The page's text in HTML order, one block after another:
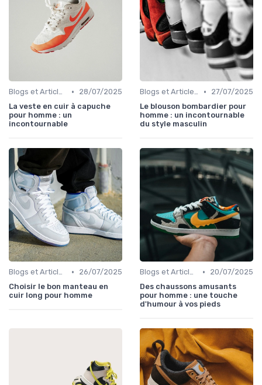
Blogs et Articles de Mode •
28/07/2025
La veste en cuir à capuche
pour homme : un
incontournable
Blogs et Articles de Mode •
27/07/2025
Le blouson bombardier pour
homme : un incontournable
du style masculin
Blogs et Articles de Mode •
26/07/2025
Choisir le bon manteau en
cuir long pour homme
Blogs et Articles de Mode •
20/07/2025
Des chaussons amusants
pour homme : une touche
d'humour à vos pieds